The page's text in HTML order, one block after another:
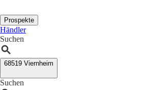
Prospekte
Händler
Suchen
68519 Viernheim
Suchen